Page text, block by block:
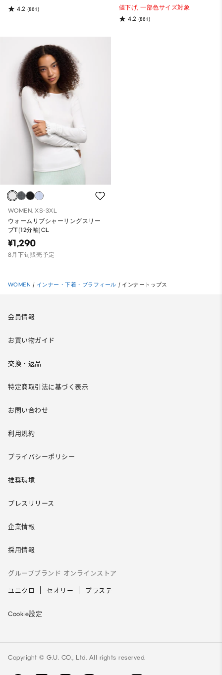
4.2 (861) 値下げ,一部色サイズ対象
4.2 (861)
WOMEN, XS-3XL
ウォームリブシャーリングスリー
ブT(12分袖)CL
¥1,290
8月下旬販売予定
WOMEN / インナー・下着・ブラフィール / インナートップス
会員情報
お買い物ガイド
交換・返品
特定商取引法に基づく表示
お問い合わせ
利用規約
プライバシーポリシー
推奨環境
プレスリリース
企業情報
採用情報
グループブランド オンラインストア
ユニクロ セオリー プラステ
Cookie設定
Copyright © G.U. CO., Ltd. All rights reserved.